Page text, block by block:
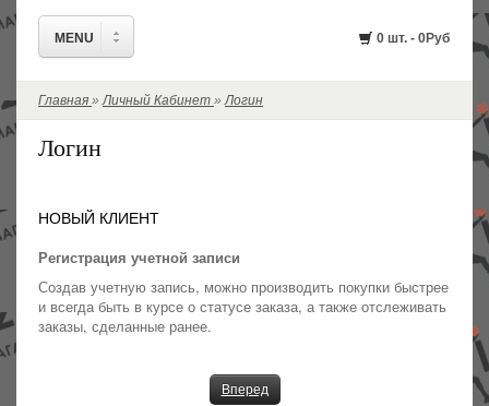
0 шт. - 0Руб
MENU
В НАЛИЧИИ
МАЙКИ И ФУТБОЛКИ (41)
ШОРТЫ И ШТАНЫ (30)
КУРТКИ КОФТЫ (17)
АКСЕССУАРЫ, ЧАСЫ, ШАПКИ И МЯЧИ (20)
Главная » Личный Кабинет » Логин
Логин
НОВЫЙ КЛИЕНТ
Регистрация учетной записи
Создав учетную запись, можно производить покупки быстрее
и всегда быть в курсе о статусе заказа, а также отслеживать
заказы, сделанные ранее.
Вперед